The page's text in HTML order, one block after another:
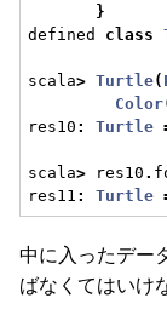
}
defined class
scala> Turtle(
Color
res10 : Turtle
scala> res10 .
res11 : Turtle
中に入ったデー
ばなくてはいけ